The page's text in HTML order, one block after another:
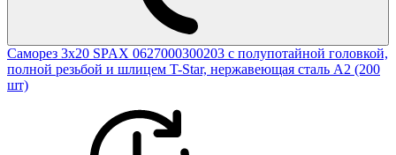
Саморез 3х20 SPAX 0627000300203 с полупотайной головкой,
полной резьбой и шлицем T-Star, нержавеющая сталь А2 (200
шт)